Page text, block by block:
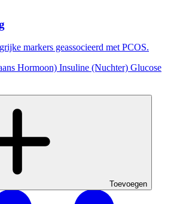
markers geassocieerd met PCOS.
Hormoon) Insuline (Nuchter) Glucose
Toevoegen